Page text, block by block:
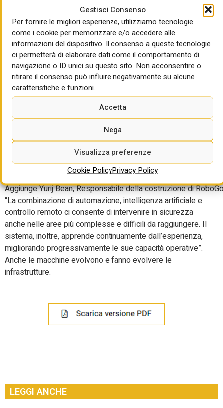
Gestisci Consenso
Per fornire le migliori esperienze, utilizziamo tecnologie
come i cookie per memorizzare e/o accedere alle
informazioni del dispositivo. Il consenso a queste tecnologie
ci permetterà di elaborare dati come il comportamento di
navigazione o ID unici su questo sito. Non acconsentire o
ritirare il consenso può influire negativamente su alcune
caratteristiche e funzioni.
Accetta
Nega
Visualizza preferenze
Cookie PolicyPrivacy Policy
servizio dei porti italiani e internazionali. Per la divisione
marittima del nostro Gruppo si aprono nuovi spazi molto
interessantie ad alto valore aggiuntonelle attività di
manutenzione” ha sottolineato Vittorio Petrucco,
residente di Icop.
“ConRoboGouniamo innovazione, sicurezza e rispetto
dell’ambiente: un vero cambiamento diparadigma nella
” ha commentato
addi Impresa Taverna eResponsabile del progetto.
sistema automatizzato può
interrompere le attività di superficie, mantenendo operative
le banchine e migliorando sicurezza ed efficienza
benefici concreti per un porto strategico come quello di
AggiungeYurijBean,Responsabiledellacostruzionedi
“La combinazione di automazione, intelligenza artificiale e
controllo remoto ci consente di intervenire in sicurezza
anche nelle aree più complesse e difficili da raggiungere. Il
sistema, inoltre, apprende continuamente dall’esperienza,
migliorando progressivamente le sue capacità operative”.
Anche le macchine evolvono e fanno evolvere le
infrastrutture.
LEGGI ANCHE